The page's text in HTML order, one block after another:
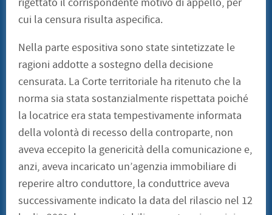
rigettato il corrispondente motivo di appello, per
cui la censura risulta aspecifica.
Nella parte espositiva sono state sintetizzate le
ragioni addotte a sostegno della decisione
censurata. La Corte territoriale ha ritenuto che la
norma sia stata sostanzialmente rispettata poiché
la locatrice era stata tempestivamente informata
della volontà di recesso della controparte, non
aveva eccepito la genericità della comunicazione e,
anzi, aveva incaricato un’agenzia immobiliare di
reperire altro conduttore, la conduttrice aveva
successivamente indicato la data del rilascio nel 12